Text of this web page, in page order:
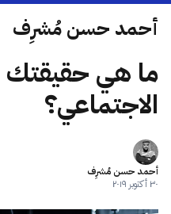
أحمد حسن مُشرِف
ما هي حقيقتك
الاجتماعي؟
أحمد حسن مُشرِف
٣٠ أكتوبر ٢٠١٩